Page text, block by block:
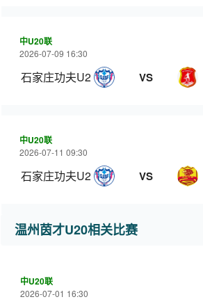
中U20联
2026-07-09 16:30
石家庄功夫U20 VS
中U20联
2026-07-11 09:30
石家庄功夫U20 VS
温州茵才U20相关比赛
中U20联
2026-07-01 16:30